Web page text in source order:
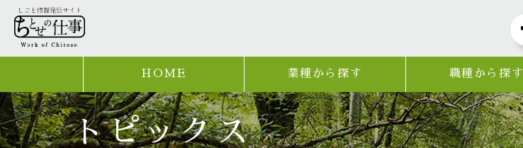
HOME 業種から探す 職種から探す
トピックス